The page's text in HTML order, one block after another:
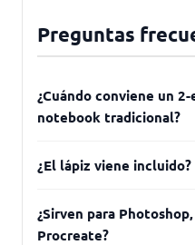
Preguntas
¿Cuándo conviene un
notebook tradicional?
¿El lápiz viene incluido?
¿Sirven para
Procreate?